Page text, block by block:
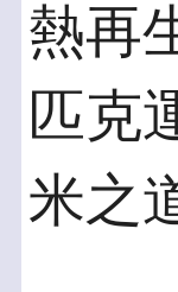
熱再
匹克
米之